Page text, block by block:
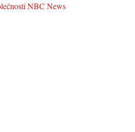
NBC News